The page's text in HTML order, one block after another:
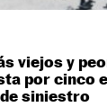
viejos y
por cinco
siniestro